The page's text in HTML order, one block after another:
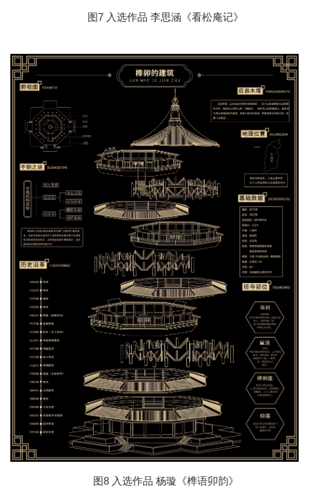
图7 入选作品 李思涵《看松庵记》
图8 入选作品 杨璇《榫语卯韵》